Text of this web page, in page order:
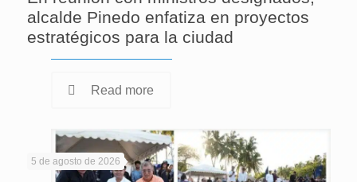
alcalde Pinedo enfatiza en proyectos
estratégicos para la ciudad
Read more
5 de agosto de 2026